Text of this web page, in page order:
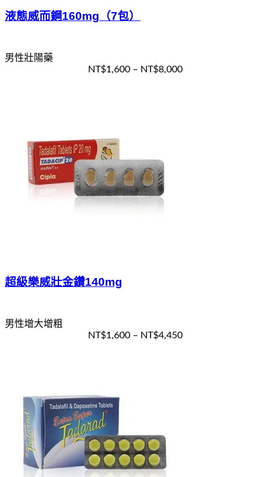
液態威而鋼160mg（7包）
男性壯陽藥
NT$1,600– NT$8,000
超級樂威壯金鑽140mg
男性增大增粗
NT$1,600– NT$4,450